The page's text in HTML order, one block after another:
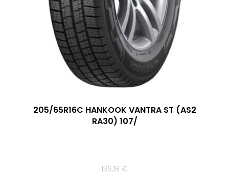
205/65R16C HANKOOK VANTRA ST (AS2
RA30) 107/
136,18 €